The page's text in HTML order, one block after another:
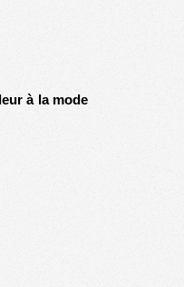
à la mode